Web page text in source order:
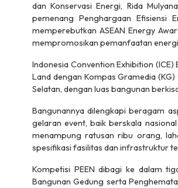
dan Konservasi Energi, Rida
pemenang Penghargaan Efisiensi
memperebutkan ASEAN Energy
mempromosikan pemanfaatan
Indonesia Convention Exhibition
Land dengan Kompas Gramedia
Selatan, dengan luas bangunan
Bangunannya dilengkapi beragam
gelaran event, baik berskala
menampung ratusan ribu orang,
spesifikasi fasilitas dan infrastruktur
Kompetisi PEEN dibagi ke dalam
Bangunan Gedung serta